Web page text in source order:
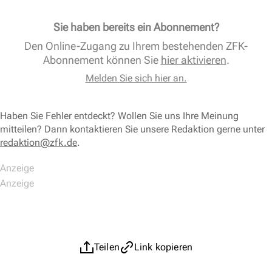
Sie haben bereits ein Abonnement?
Den Online-Zugang zu Ihrem bestehenden ZFK-
Abonnement können Sie hier aktivieren.
Melden Sie sich hier an.
Haben Sie Fehler entdeckt? Wollen Sie uns Ihre Meinung
mitteilen? Dann kontaktieren Sie unsere Redaktion gerne unter
redaktion@zfk.de.
Teilen
Link kopieren